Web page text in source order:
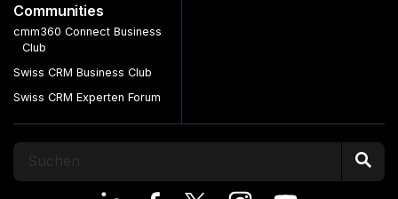
Communities
cmm360 Connect Business
Club
Swiss CRM Business Club
Swiss CRM Experten Forum